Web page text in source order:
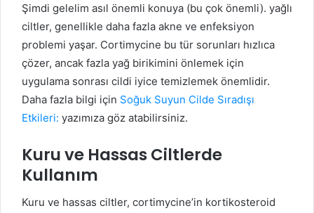
Şimdi gelelim asıl önemli konuya (bu çok önemli). yağlı
ciltler, genellikle daha fazla akne ve enfeksiyon
problemi yaşar. Cortimycine bu tür sorunları hızlıca
çözer, ancak fazla yağ birikimini önlemek için
uygulama sonrası cildi iyice temizlemek önemlidir.
Daha fazla bilgi için Soğuk Suyun Cilde Sıradışı
Etkileri: yazımıza göz atabilirsiniz.
Kuru ve Hassas Ciltlerde
Kullanım
Kuru ve hassas ciltler, cortimycine’in kortikosteroid